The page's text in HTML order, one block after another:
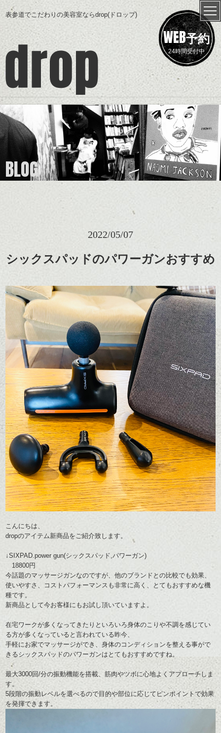
表参道でこだわりの美容室ならdrop(ドロップ)
WEB予約
24時間受付中
BLOG
2022/05/07
シックスパッドのパワーガンおすすめ
こんにちは、
dropのアイテム新商品をご紹介致します。
↓SIXPAD.power gun(シックスパッド,パワーガン)
18800円
今話題のマッサージガンなのですが、他のブランドとの比較でも効果、
使いやすさ、コストパフォーマンスも非常に高く、とてもおすすめな機
種です。
新商品として今お客様にもお試し頂いていますよ。
在宅ワークが多くなってきたりといろいろ身体のこりや不調を感じてい
る方が多くなっていると言われている昨今、
手軽にお家でマッサージができ、身体のコンディションを整える事がで
きるシックスパッドのパワーガンはとてもおすすめですね。
最大3000回/分の振動機能を搭載、筋肉やツボに心地よくアプローチしま
す。
5段階の振動レベルを選べるので目的や部位に応じてピンポイントで効果
を発揮できます。